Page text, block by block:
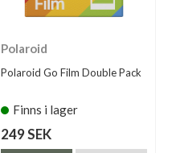
Polaroid
Polaroid Go Film Double Pack
Finns i lager
249 SEK